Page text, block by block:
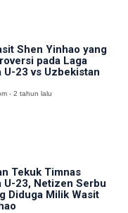
Shen Yinhao yang
pada Laga
U-23 vs Uzbekistan
- 2 tahun lalu
Tekuk Timnas
U-23, Netizen Serbu
Diduga Milik Wasit